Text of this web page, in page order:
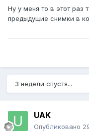
Ну у меня то в этот раз
предыдущие снимки в
3 недели спустя...
UAK
Опубликовано